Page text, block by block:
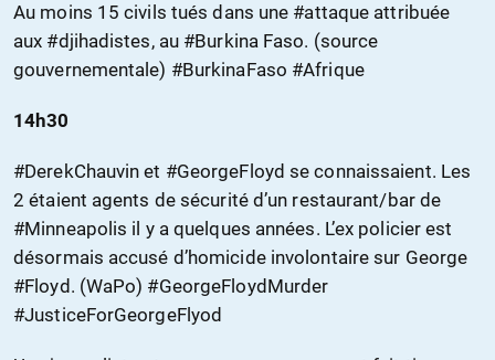
Au moins 15 civils tués dans une #attaque attribuée
aux #djihadistes, au #Burkina Faso. (source
gouvernementale) #BurkinaFaso #Afrique
14h30
#DerekChauvin et #GeorgeFloyd se connaissaient. Les
2 étaient agents de sécurité d’un restaurant/bar de
#Minneapolis il y a quelques années. L’ex policier est
désormais accusé d’homicide involontaire sur George
#Floyd. (WaPo) #GeorgeFloydMurder
#JusticeForGeorgeFlyod